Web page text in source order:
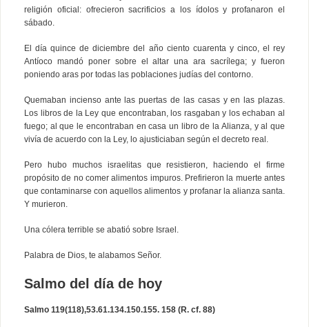
religión oficial: ofrecieron sacrificios a los ídolos y profanaron el
sábado.
El día quince de diciembre del año ciento cuarenta y cinco, el rey
Antíoco mandó poner sobre el altar una ara sacrílega; y fueron
poniendo aras por todas las poblaciones judías del contorno.
Quemaban incienso ante las puertas de las casas y en las plazas.
Los libros de la Ley que encontraban, los rasgaban y los echaban al
fuego; al que le encontraban en casa un libro de la Alianza, y al que
vivía de acuerdo con la Ley, lo ajusticiaban según el decreto real.
Pero hubo muchos israelitas que resistieron, haciendo el firme
propósito de no comer alimentos impuros. Prefirieron la muerte antes
que contaminarse con aquellos alimentos y profanar la alianza santa.
Y murieron.
Una cólera terrible se abatió sobre Israel.
Palabra de Dios, te alabamos Señor.
Salmo del día de hoy
Salmo 119(118),53.61.134.150.155. 158 (R. cf. 88)